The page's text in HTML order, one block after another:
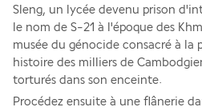
Sleng, un lycée devenu prison
le nom de S-21 à l'époque des
musée du génocide consacré à la
histoire des milliers de
torturés dans son enceinte.
Procédez ensuite à une flânerie